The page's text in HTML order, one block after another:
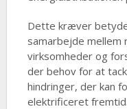
Dette kræver
samarbejde mellem
virksomheder og
der behov for at
hindringer, der kan
elektrificeret fremtid.